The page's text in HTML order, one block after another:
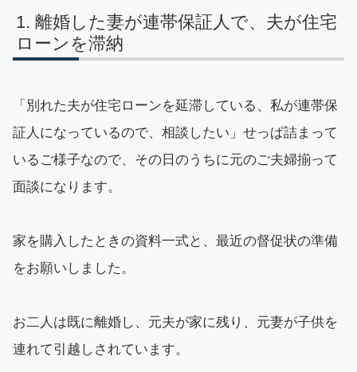
離婚した妻が連帯保証人で、夫が住宅
ローンを滞納
「別れた夫が住宅ローンを延滞している、私が連帯保
証人になっているので、相談したい」せっぱ詰まって
いるご様子なので、その日のうちに元のご夫婦揃って
面談になります。
家を購入したときの資料一式と、最近の督促状の準備
をお願いしました。
お二人は既に離婚し、元夫が家に残り、元妻が子供を
連れて引越しされています。